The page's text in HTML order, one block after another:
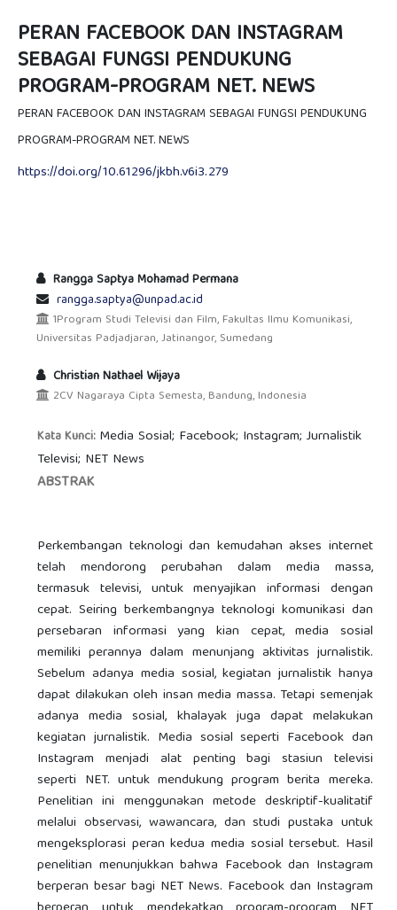
PERAN FACEBOOK DAN INSTAGRAM
SEBAGAI FUNGSI PENDUKUNG
PROGRAM-PROGRAM NET. NEWS
PERAN FACEBOOK DAN INSTAGRAM SEBAGAI FUNGSI PENDUKUNG
PROGRAM-PROGRAM NET. NEWS
https://doi.org/10.61296/jkbh.v6i3.279
Rangga Saptya Mohamad Permana
rangga.saptya@unpad.ac.id
1Program Studi Televisi dan Film, Fakultas Ilmu Komunikasi,
Universitas Padjadjaran, Jatinangor, Sumedang
Christian Nathael Wijaya
2CV Nagaraya Cipta Semesta, Bandung, Indonesia
Kata Kunci: Media Sosial; Facebook; Instagram; Jurnalistik
Televisi; NET News
ABSTRAK
Perkembangan teknologi dan kemudahan akses internet
telah mendorong perubahan dalam media massa,
termasuk televisi, untuk menyajikan informasi dengan
cepat. Seiring berkembangnya teknologi komunikasi dan
persebaran informasi yang kian cepat, media sosial
memiliki perannya dalam menunjang aktivitas jurnalistik.
Sebelum adanya media sosial, kegiatan jurnalistik hanya
dapat dilakukan oleh insan media massa. Tetapi semenjak
adanya media sosial, khalayak juga dapat melakukan
kegiatan jurnalistik. Media sosial seperti Facebook dan
Instagram menjadi alat penting bagi stasiun televisi
seperti NET. untuk mendukung program berita mereka.
Penelitian ini menggunakan metode deskriptif-kualitatif
melalui observasi, wawancara, dan studi pustaka untuk
mengeksplorasi peran kedua media sosial tersebut. Hasil
penelitian menunjukkan bahwa Facebook dan Instagram
berperan besar bagi NET News. Facebook dan Instagram